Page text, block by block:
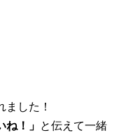
ました！
！」 と伝えて一緒